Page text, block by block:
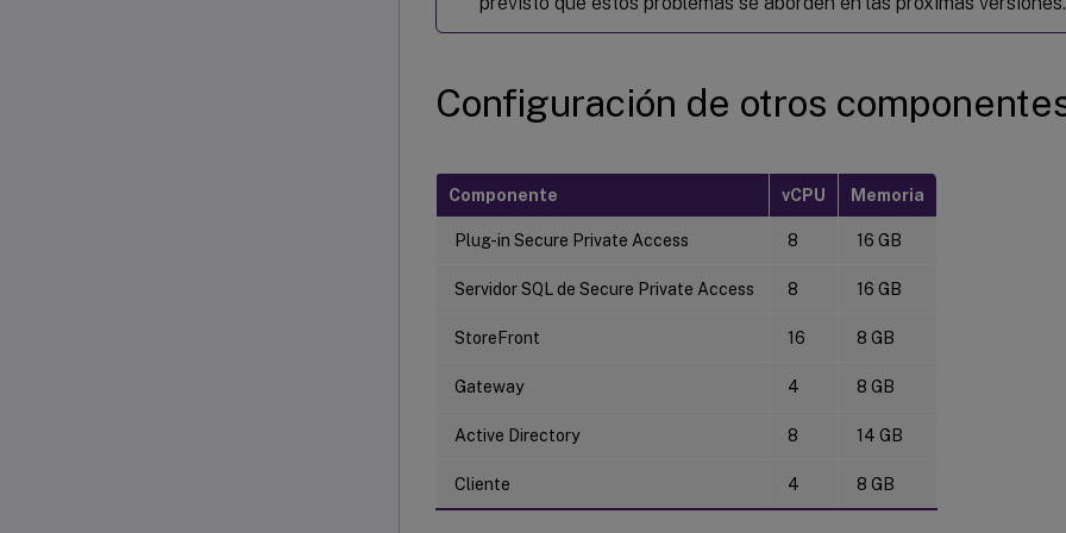
Configuración de otros
Componente vCPU Memoria
Plug-in Secure Private Access 8 16 GB
Servidor SQL de Secure Private Access 8 16 GB
StoreFront 16 8 GB
Gateway 4 8 GB
Active Directory 8 14 GB
Cliente 4 8 GB